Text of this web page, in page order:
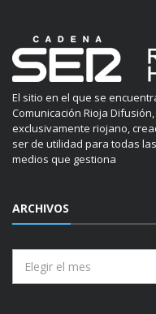
El sitio en el que se
Comunicación Rioja
exclusivamente riojano,
ser de utilidad para todas
medios que gestiona
ARCHIVOS